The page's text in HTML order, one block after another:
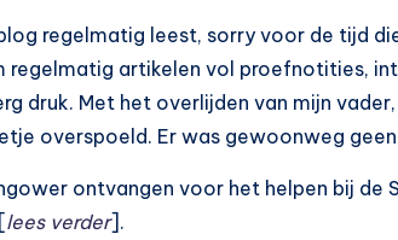
regelmatig leest, sorry voor de tijd
regelmatig artikelen vol proefnotities,
druk. Met het overlijden van mijn
overspoeld. Er was gewoonweg
ontvangen voor het helpen bij de
lees verder].